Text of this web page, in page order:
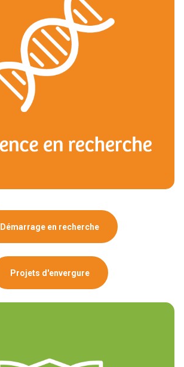
Démarrage en recherche
Projets d'envergure